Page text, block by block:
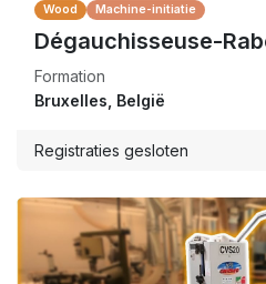
Wood Machine-initiatie
Dégauchisseuse-
Formation
Bruxelles België
Registraties gesloten